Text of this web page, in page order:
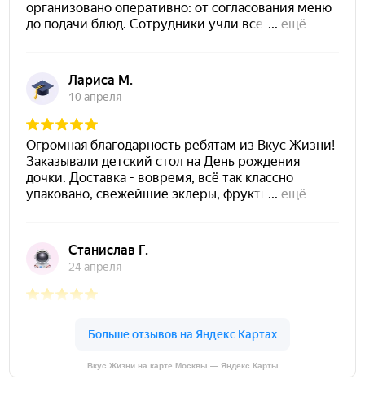
Вкус Жизни на карте Москвы — Яндекс Карты